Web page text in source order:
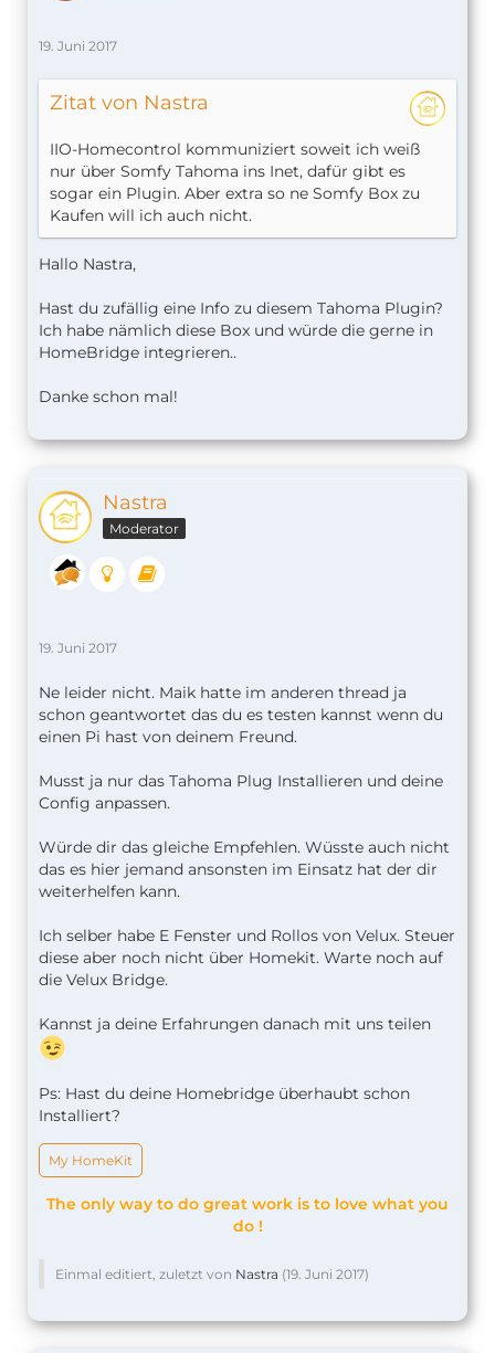
19. Juni 2017
Zitat von Nastra
IIO-Homecontrol kommuniziert soweit ich weiß
nur über Somfy Tahoma ins Inet, dafür gibt es
sogar ein Plugin. Aber extra so ne Somfy Box zu
Kaufen will ich auch nicht.
Hallo Nastra,
Hast du zufällig eine Info zu diesem Tahoma Plugin?
Ich habe nämlich diese Box und würde die gerne in
HomeBridge integrieren..
Danke schon mal!
Nastra
Moderator
19. Juni 2017
Ne leider nicht. Maik hatte im anderen thread ja
schon geantwortet das du es testen kannst wenn du
einen Pi hast von deinem Freund.
Musst ja nur das Tahoma Plug Installieren und deine
Config anpassen.
Würde dir das gleiche Empfehlen. Wüsste auch nicht
das es hier jemand ansonsten im Einsatz hat der dir
weiterhelfen kann.
Ich selber habe E Fenster und Rollos von Velux. Steuer
diese aber noch nicht über Homekit. Warte noch auf
die Velux Bridge.
Kannst ja deine Erfahrungen danach mit uns teilen
Ps: Hast du deine Homebridge überhaubt schon
Installiert?
My HomeKit
The only way to do great work is to love what you
do !
Einmal editiert, zuletzt von Nastra (19. Juni 2017)